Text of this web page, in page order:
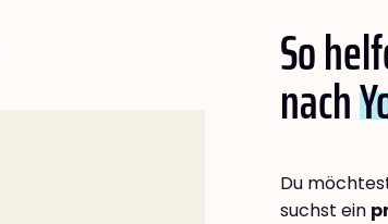
So
nach
Du
suchst ein